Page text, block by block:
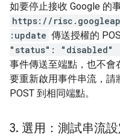
如要停止接收 Google 的
https://
:update 傳送授權的
"status": "disabled"
事件傳送至端點，也不會
要重新啟用事件串流，請
POST 到相同端點。
3. 選用：測試串流設